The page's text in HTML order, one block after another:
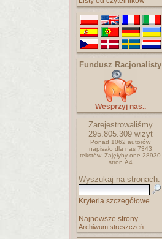
Fundusz Racjonalisty
Wesprzyj nas..
Zarejestrowaliśmy
295.805.309wizyt
Ponad 1062 autorów
napisało dla nas 7343
tekstów. Zajęłyby one 28930
stron A4
Wyszukaj na stronach:
Kryteria szczegółowe
Najnowsze strony..
Archiwum streszczeń..